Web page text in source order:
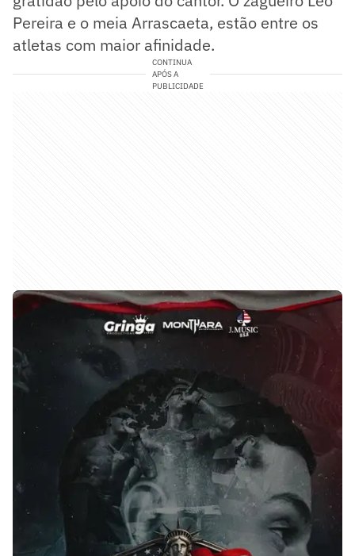
Pereira e o meia Arrascaeta, estão entre os
atletas com maior afinidade.
CONTINUA
APÓS A
PUBLICIDADE